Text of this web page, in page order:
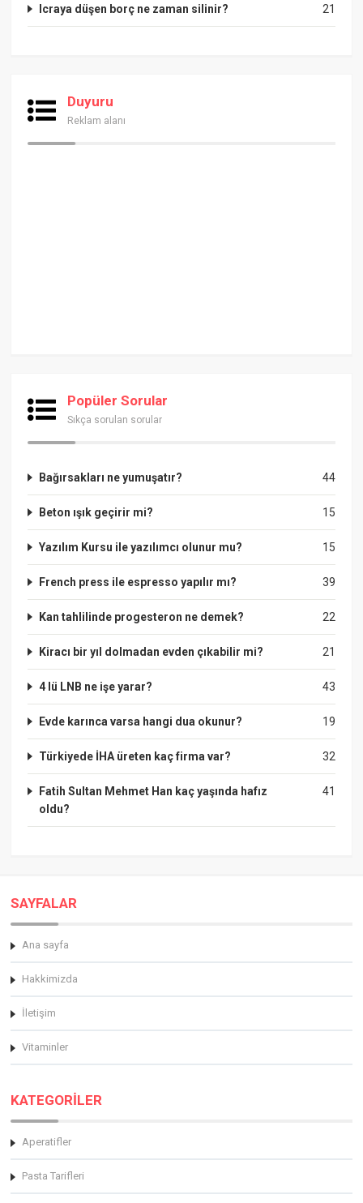
21
Icraya düşen borç ne zaman silinir?
Duyuru
Reklam alanı
Popüler Sorular
Sıkça sorulan sorular
44
Bağırsakları ne yumuşatır?
15
Beton ışık geçirir mi?
15
Yazılım Kursu ile yazılımcı olunur mu?
39
French press ile espresso yapılır mı?
22
Kan tahlilinde progesteron ne demek?
21
Kiracı bir yıl dolmadan evden çıkabilir mi?
43
4 lü LNB ne işe yarar?
19
Evde karınca varsa hangi dua okunur?
32
Türkiyede İHA üreten kaç firma var?
41
Fatih Sultan Mehmet Han kaç yaşında hafız
oldu?
SAYFALAR
Ana sayfa
Hakkimizda
İletişim
Vitaminler
KATEGORİLER
Aperatifler
Pasta Tarifleri